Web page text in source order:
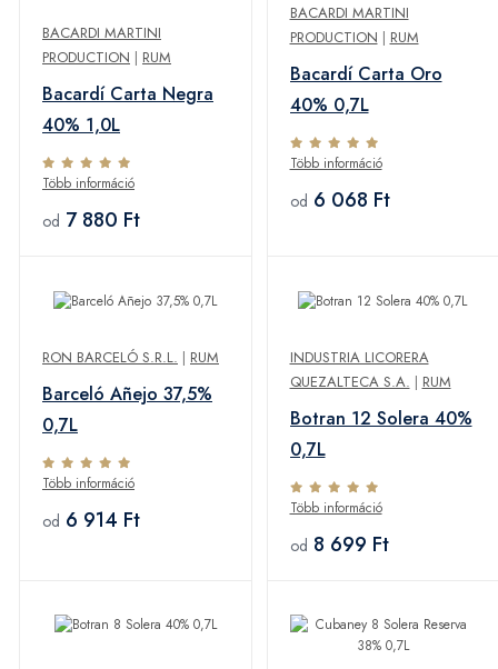
BACARDI MARTINI
PRODUCTION | RUM
Bacardí Carta Negra
40% 1,0L
Több információ
od 7 880 Ft
BACARDI MARTINI
PRODUCTION | RUM
Bacardí Carta Oro
40% 0,7L
Több információ
od 6 068 Ft
RON BARCELÓ S.R.L. | RUM
Barceló Añejo 37,5%
0,7L
Több információ
od 6 914 Ft
INDUSTRIA LICORERA
QUEZALTECA S.A. | RUM
Botran 12 Solera 40%
0,7L
Több információ
od 8 699 Ft